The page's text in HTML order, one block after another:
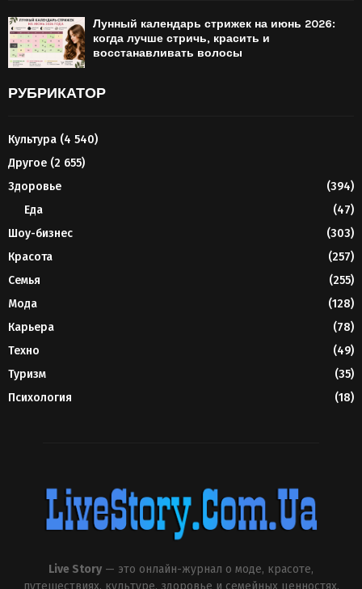
Лунный календарь стрижек на июнь 2026:
когда лучше стричь, красить и
восстанавливать волосы
РУБРИКАТОР
Культура (4 540)
Другое (2 655)
Здоровье
(394)
Еда
(47)
Шоу-бизнес
(303)
Красота
(257)
Семья
(255)
Мода
(128)
Карьера
(78)
Техно
(49)
Туризм
(35)
Психология
(18)
Live Story — это онлайн-журнал о моде, красоте,
путешествиях, культуре, здоровье и семейных ценностях.